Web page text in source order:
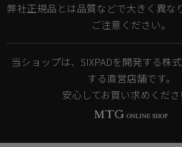
弊社正規品とは品質などで大きく異な
ご注意ください。
当ショップは、SIXPADを開発する株
する直営店舗です。
安心してお買い求めくださ